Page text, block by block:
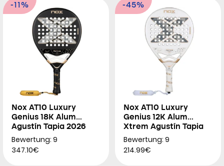
-11%
Nox AT10 Luxury
Genius 18K Alum
Agustín Tapia 2026
Bewertung: 9
347.10€
-45%
Nox AT10 Luxury
Genius 12K Alum
Xtrem Agustín Tapia
2026
Bewertung: 9
214.99€